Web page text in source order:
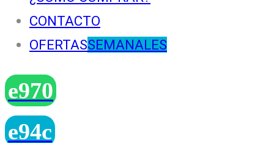
CONTACTO
OFERTASSEMANALES